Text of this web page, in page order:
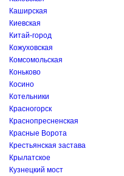
Каширская
Киевская
Китай-город
Кожуховская
Комсомольская
Коньково
Косино
Котельники
Красногорск
Краснопресненская
Красные Ворота
Крестьянская застава
Крылатское
Кузнецкий мост